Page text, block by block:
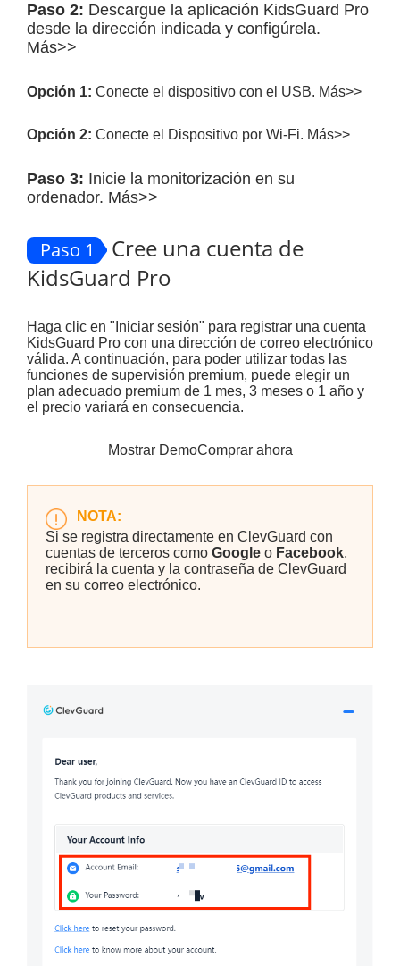
Paso 2: Descargue la aplicación KidsGuard Pro
desde la dirección indicada y configúrela.
Más>>
Opción 1: Conecte el dispositivo con el USB. Más>>
Opción 2: Conecte el Dispositivo por Wi-Fi. Más>>
Paso 3: Inicie la monitorización en su
ordenador. Más>>
Paso 1
Cree una cuenta de
KidsGuard Pro
Haga clic en " Iniciar sesión" para registrar una cuenta
KidsGuard Pro con una dirección de correo electrónico
válida. A continuación, para poder utilizar todas las
funciones de supervisión premium, puede elegir un
plan adecuado premium de 1 mes, 3 meses o 1 año y
el precio variará en consecuencia.
Mostrar DemoComprar ahora
NOTA:
Si se registra directamente en ClevGuard con
cuentas de terceros como Google o Facebook,
recibirá la cuenta y la contraseña de ClevGuard
en su correo electrónico.